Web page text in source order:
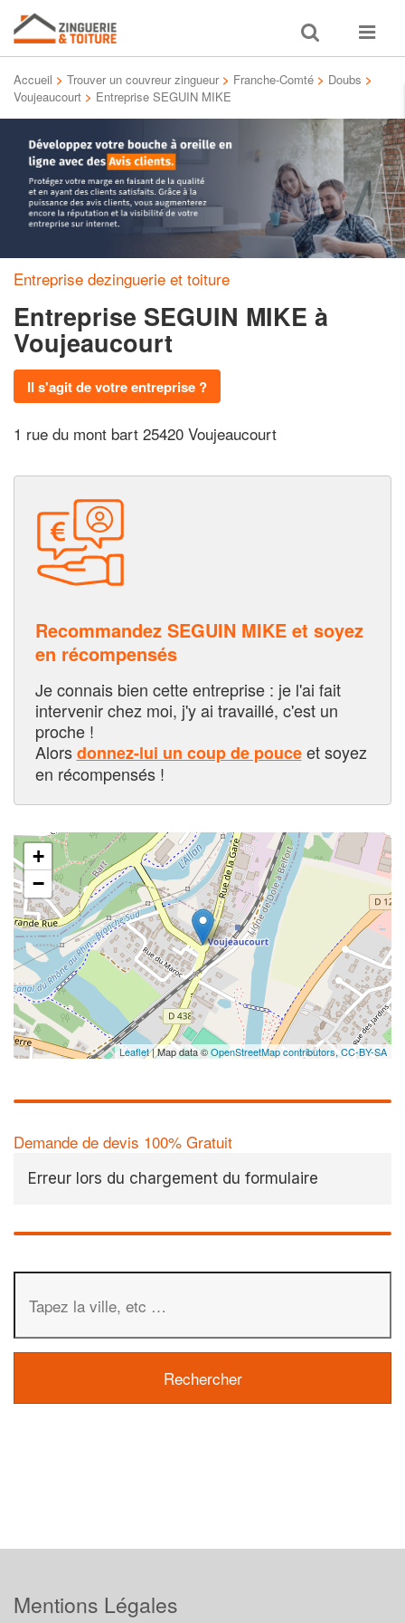
Toggle
search
Toggle
Accueil > Trouver un couvreur zingueur > Franche-Comté > Doubs >
Voujeaucourt > Entreprise SEGUIN MIKE
Entreprise dezinguerie et toiture
Entreprise SEGUIN MIKE à
Voujeaucourt
Il s'agit de votre entreprise ?
1 rue du mont bart 25420 Voujeaucourt
Recommandez SEGUIN MIKE et soyez
en récompensés
Je connais bien cette entreprise : je l'ai fait
intervenir chez moi, j'y ai travaillé, c'est un
proche !
Alorsdonnez-lui un coup de pouceet soyez
en récompensés !
+
−
Leaflet| Map data ©OpenStreetMap contributors,CC-BY-SA
Demande de devis 100% Gratuit
Erreur lors du chargement du formulaire
Mentions Légales